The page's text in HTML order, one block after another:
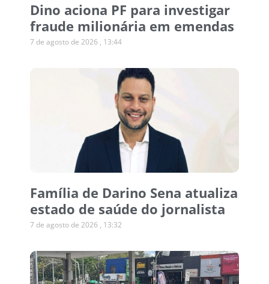
Dino aciona PF para investigar
fraude milionária em emendas
7 de agosto de 2026 13:44
Família de Darino Sena atualiza
estado de saúde do jornalista
7 de agosto de 2026 13:32